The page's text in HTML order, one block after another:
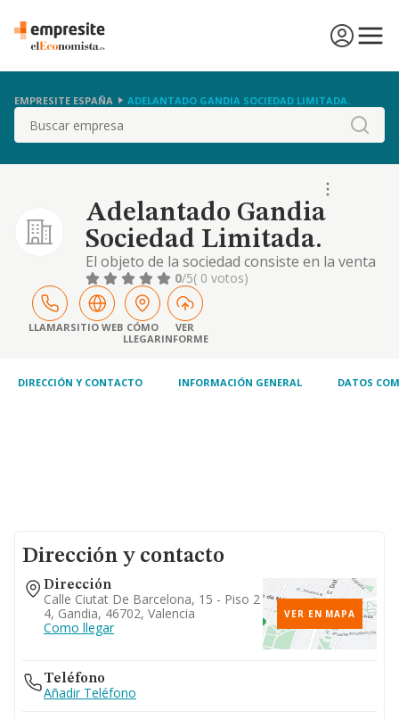
EMPRESITE ESPAÑA ADELANTADO GANDIA SOCIEDAD LIMITADA.
Buscar
Adelantado Gandia
Sociedad Limitada.
El objeto de la sociedad consiste en la venta
de accesorios para automovil,
fundamentalmente pintura y complementos
para la pintura de vehiculos y vehiculos
industriales, asi como todo tipo de maquinas
para la aplicacion
0/5( 0 votos)
LLAMARSITIO WEB CÓMO
LLEGAR
VER
INFORME
DIRECCIÓN Y CONTACTO INFORMACIÓN GENERAL DATOS
Dirección y contacto
Dirección
Calle Ciutat De Barcelona, 15 - Piso 2
4, Gandia, 46702, Valencia
Como llegar
VER EN MAPA
Teléfono
Añadir Teléfono